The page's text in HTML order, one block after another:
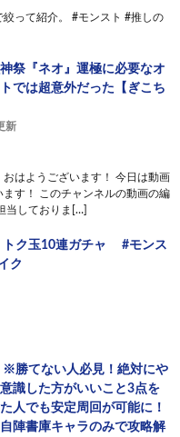
絞って紹介。 #モンスト #推しの
祭『ネオ』運極に必要なオ
では超意外だった【ぎこち
新
おはようございます！ 今日は動画
す！ このチャンネルの動画の編
当しておりま[…]
トク玉10連ガチャ #モンス
ク
※勝てない人必見！絶対にや
識した方がいいこと3点を
人でも安定周回が可能に！
陣書庫キャラのみで攻略解